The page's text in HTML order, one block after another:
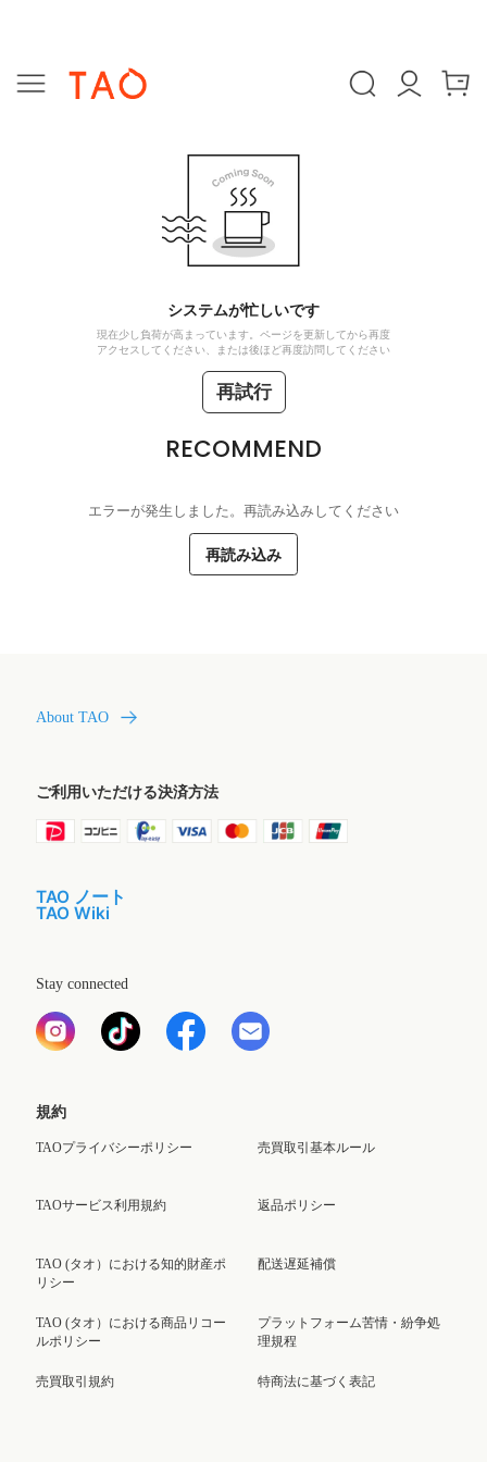
システムが忙しいです
現在少し負荷が高まっています。ページを更新してから再度
アクセスしてください、または後ほど再度訪問してください
再試行
RECOMMEND
エラーが発生しました。再読み込みしてください
再読み込み
About TAO
ご利用いただける決済方法
TAO ノート
TAO Wiki
Stay connected
規約
TAOプライバシーポリシー
TAOサービス利用規約
TAO (タオ）における知的財産ポ
リシー
TAO (タオ）における商品リコー
ルポリシー
売買取引規約
売買取引基本ルール
返品ポリシー
配送遅延補償
プラットフォーム苦情・紛争処
理規程
特商法に基づく表記